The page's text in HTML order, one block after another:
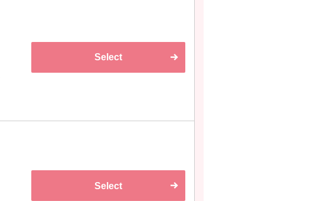
Select
Select